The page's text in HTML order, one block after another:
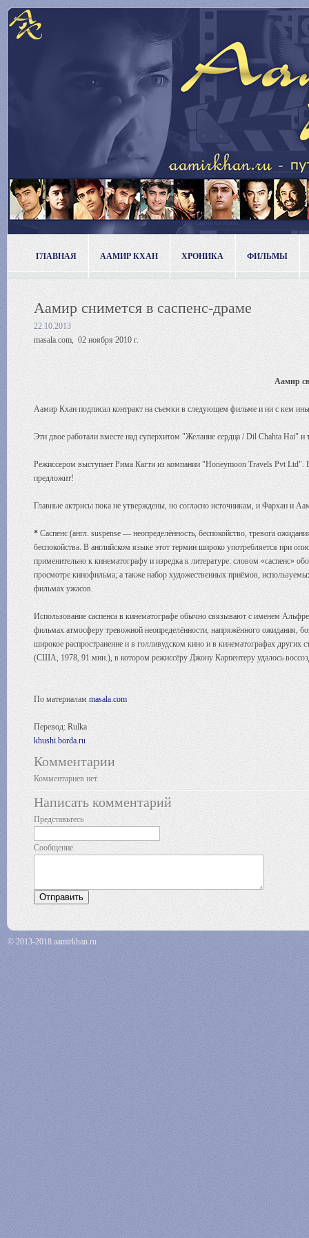
ГЛАВНАЯ ААМИР КХАН ХРОНИКА ФИЛЬМЫ
Аамир снимется в саспенс-драме
22.10.2013
masala.com, 02 ноября 2010 г.
Аамир
Аамир Кхан подписал контракт на съемки в следующем фильме и ни с кем
Эти двое работали вместе над суперхитом "Желание сердца / Dil Chahta Hai"
Режиссером выступает Рима Кагти из компании "Honeymoon Travels Pvt
предложит!
Главные актрисы пока не утверждены, но согласно источникам, и Фархан и
* Саспенс (англ. suspense — неопределённость, беспокойство, тревога
беспокойства. В английском языке этот термин широко употребляется при
применительно к кинематографу и изредка к литературе: словом «саспенс»
просмотре кинофильма; а также набор художественных приёмов,
фильмах ужасов.
Использование саспенса в кинематографе обычно связывают с именем
фильмах атмосферу тревожной неопределённости, напряжённого ожидания,
широкое распространение и в голливудском кино и в кинематографах
(США, 1978, 91 мин.), в котором режиссёру Джону Карпентеру удалось
По материалам masala.com
Перевод: Rulka
khushi.borda.ru
Комментарии
Комментариев нет.
Написать комментарий
Представьтесь
Сообщение
© 2013-2018 aamirkhan.ru